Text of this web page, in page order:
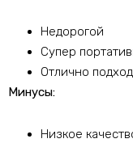
Недорогой
Супер
Отлично
Минусы:
Низкое